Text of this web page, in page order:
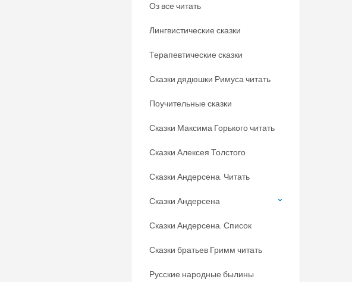
Оз все читать
Лингвистические сказки
Терапевтические сказки
Сказки дядюшки Римуса читать
Поучительные сказки
Сказки Максима Горького читать
Сказки Алексея Толстого
Сказки Андерсена. Читать
Сказки Андерсена
Сказки Андерсена. Список
Сказки братьев Гримм читать
Русские народные былины